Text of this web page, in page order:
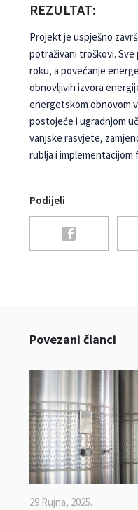
REZULTAT:
Projekt je uspješno
potraživani troškovi.
roku, a povećanje
obnovljivih izvora
energetskom obnovom
postojeće i ugradnjom
vanjske rasvjete,
rublja i
Podijeli
Povezani članci
29 Rujna, 2025.